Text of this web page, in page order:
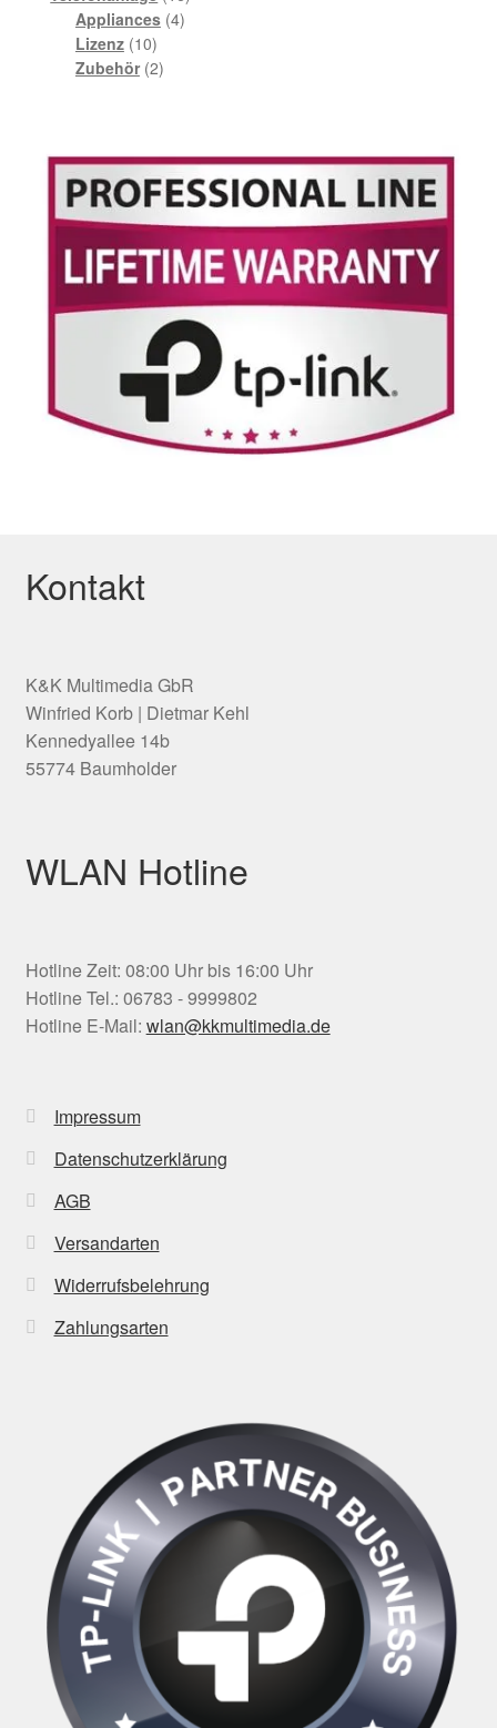
Appliances 44
Lizenz 1010
Produkte
Zubehör 22
Kontakt
K&K Multimedia GbR
Winfried Korb | Dietmar Kehl
Kennedyallee 14b
55774 Baumholder
WLAN Hotline
Hotline Zeit: 08:00 Uhr bis 16:00 Uhr
Hotline Tel.: 06783 - 9999802
Hotline E-Mail: wlan@kkmultimedia.de
Impressum
Datenschutzerklärung
AGB
Versandarten
Widerrufsbelehrung
Zahlungsarten